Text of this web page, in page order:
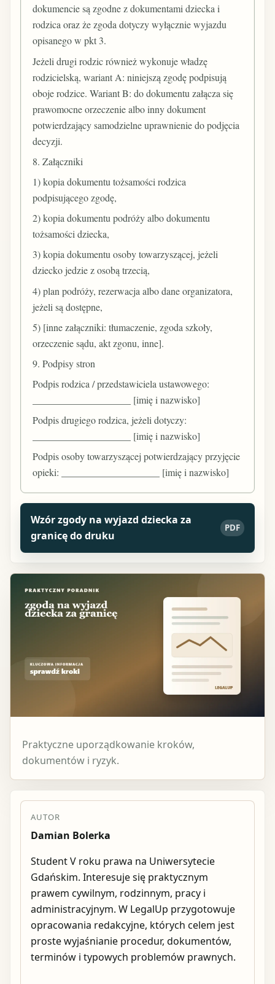
dokumencie są zgodne z dokumentami dziecka i
rodzica oraz że zgoda dotyczy wyłącznie wyjazdu
opisanego w pkt 3.
Jeżeli drugi rodzic również wykonuje władzę
rodzicielską, wariant A: niniejszą zgodę podpisują
oboje rodzice. Wariant B: do dokumentu załącza się
prawomocne orzeczenie albo inny dokument
potwierdzający samodzielne uprawnienie do podjęcia
decyzji.
8. Załączniki
1) kopia dokumentu tożsamości rodzica
podpisującego zgodę,
2) kopia dokumentu podróży albo dokumentu
tożsamości dziecka,
3) kopia dokumentu osoby towarzyszącej, jeżeli
dziecko jedzie z osobą trzecią,
4) plan podróży, rezerwacja albo dane organizatora,
jeżeli są dostępne,
5) [inne załączniki: tłumaczenie, zgoda szkoły,
orzeczenie sądu, akt zgonu, inne].
9. Podpisy stron
Podpis rodzica / przedstawiciela ustawowego:
____________________ [imię i nazwisko]
Podpis drugiego rodzica, jeżeli dotyczy:
____________________ [imię i nazwisko]
Podpis osoby towarzyszącej potwierdzający przyjęcie
opieki: ____________________ [imię i nazwisko]
Wzór zgody na wyjazd dziecka za
granicę do druku
PDF
Praktyczne uporządkowanie kroków,
dokumentów i ryzyk.
AUTOR
Damian Bolerka
Student V roku prawa na Uniwersytecie
Gdańskim. Interesuje się praktycznym
prawem cywilnym, rodzinnym, pracy i
administracyjnym. W LegalUp przygotowuje
opracowania redakcyjne, których celem jest
proste wyjaśnianie procedur, dokumentów,
terminów i typowych problemów prawnych.